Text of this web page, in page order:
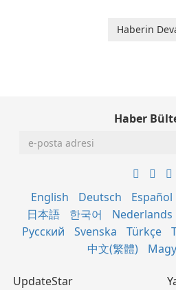
Haberin
Haber
English Deutsch Español
日本語
한국어 Nederlands
Русский
Svenska Türkçe
中文(繁體)
UpdateStar